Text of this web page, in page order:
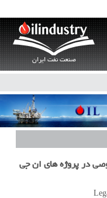
صنعت نفت ایران
در پروژه های ان جی